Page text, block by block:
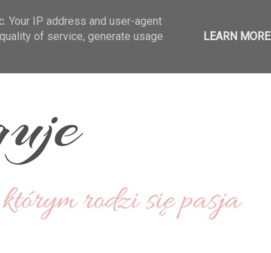
Your IP address and user-agent
of service, generate usage
LEARN MORE